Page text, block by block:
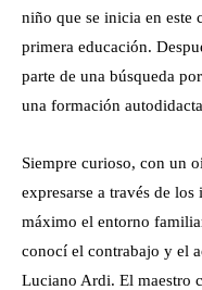
niño que se inicia en este
primera educación.
parte de una búsqueda
una formación
Siempre curioso, con un
expresarse a través de
máximo el entorno
conocí el contrabajo y el
Luciano Ardi. El maestro